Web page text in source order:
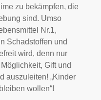
zu bekämpfen, die
sind. Umso
Nr.1,
Schadstoffen und
wird, denn nur
Gift und
auszuleiten! „Kinder
wollen“!